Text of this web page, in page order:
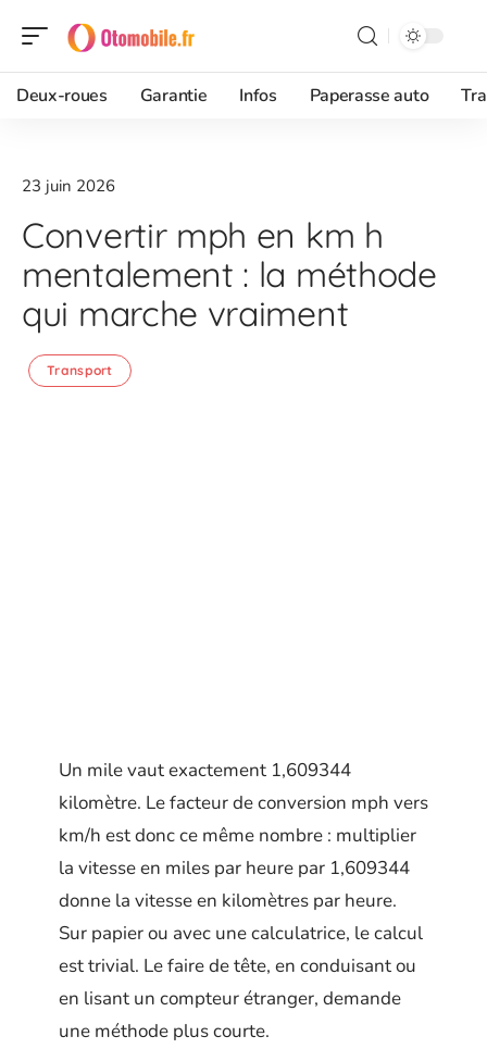
Deux-roues Garantie Infos Paperasse auto
23 juin 2026
Convertir mph en km h
mentalement : la méthode
qui marche vraiment
Transport
Un mile vaut exactement 1,609344
kilomètre. Le facteur de conversion mph vers
km/h est donc ce même nombre : multiplier
la vitesse en miles par heure par 1,609344
donne la vitesse en kilomètres par heure.
Sur papier ou avec une calculatrice, le calcul
est trivial. Le faire de tête, en conduisant ou
en lisant un compteur étranger, demande
une méthode plus courte.